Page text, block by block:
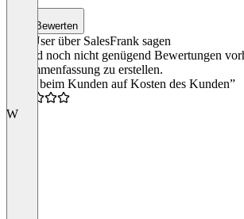
Bewerten
Was User über SalesFrank sagen
Es sind noch nicht genügend Bewertungen
Zusammenfassung zu erstellen.
“Reift beim Kunden auf Kosten des Kunden”
W